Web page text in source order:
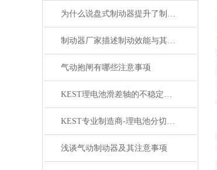
为什么说盘式制动器提升了制动安全性？
制动器厂家描述制动效能与其恒定性的研究
气动抱闸有哪些注意事项
KEST理电池滑差轴的不稳定现象解析
KEST专业制造商-理电池分切机的滑差轴技术创新突破和特性
浅谈气动制动器及其注意事项